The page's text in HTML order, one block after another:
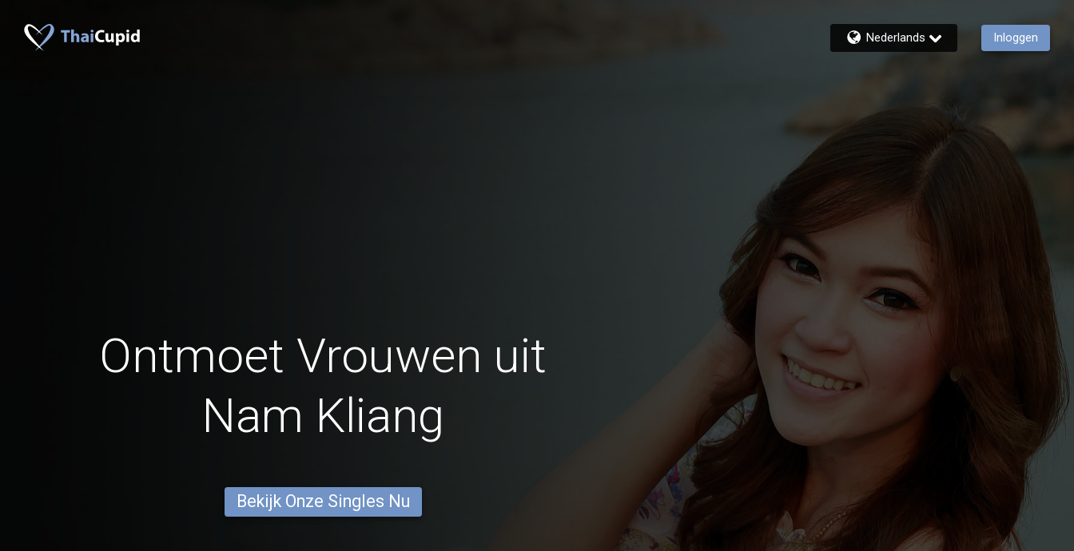
Nederlands Inloggen
Ontmoet Vrouwen uit
Nam Kliang
Bekijk Onze Singles Nu